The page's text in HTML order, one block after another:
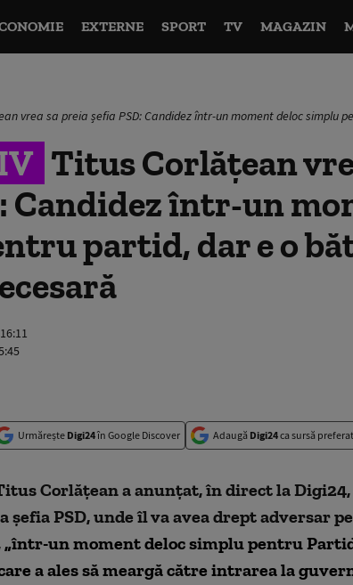
EXTERNE SPORT TV MAGAZIN
vrea sa preia șefia PSD: Candidez într-un moment deloc
Titus Corlățean
Candidez într-un
partid, dar e o
Urmărește Digi24în Google Discover Adaugă Digi24ca sursă
Corlățean a anunțat, în direct la Digi24,
șefia PSD, unde îl va avea drept adversar pe
„într-un moment deloc simplu pentru
a ales să meargă către intrarea la